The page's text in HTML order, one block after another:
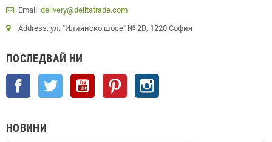
Email: delivery@delitatrade.com
Address: ул. "Илиянско шосе" № 2В, 1220 София
ПОСЛЕДВАЙ НИ
Facebook Twitter YouTube Pinterest
НОВИНИ